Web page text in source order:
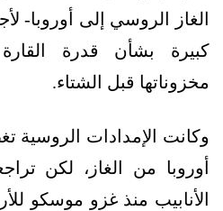
الغاز الروسي إلى
كبيرة بشأن قدرة
مخزوناتها قبل الشتاء.
أوروبا من الغاز، لكن